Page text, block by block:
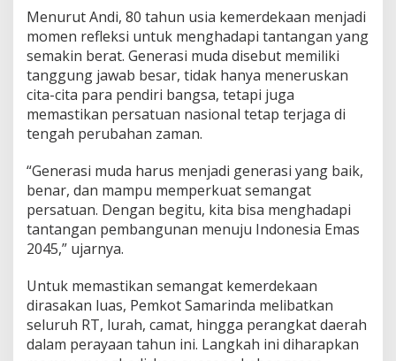
Menurut Andi, 80 tahun usia kemerdekaan menjadi
momen refleksi untuk menghadapi tantangan yang
semakin berat. Generasi muda disebut memiliki
tanggung jawab besar, tidak hanya meneruskan
cita-cita para pendiri bangsa, tetapi juga
memastikan persatuan nasional tetap terjaga di
tengah perubahan zaman.
“Generasi muda harus menjadi generasi yang baik,
benar, dan mampu memperkuat semangat
persatuan. Dengan begitu, kita bisa menghadapi
tantangan pembangunan menuju Indonesia Emas
2045,” ujarnya.
Untuk memastikan semangat kemerdekaan
dirasakan luas, Pemkot Samarinda melibatkan
seluruh RT, lurah, camat, hingga perangkat daerah
dalam perayaan tahun ini. Langkah ini diharapkan